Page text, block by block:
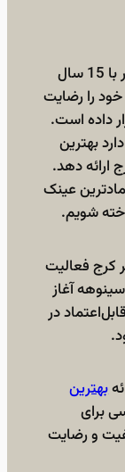
عینک فروشی سینوهه یک کسب و کار با 15 سال
را رضایت
داده است.
بهترین
دهد.
عینک
شویم.
در محمدشهر کرج فعالیت
آغاز
در
بهترین
برای
و رضایت